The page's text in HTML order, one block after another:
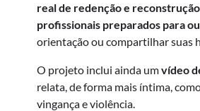
real de redenção e
profissionais preparados para
orientação ou compartilhar suas
O projeto inclui ainda umvídeo
relata, de forma mais íntima,
vingança e violência.